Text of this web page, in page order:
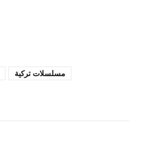
مسلسلات تركية